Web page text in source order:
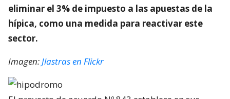
eliminar el 3% de impuesto a las apuestas de la
hípica, como una medida para reactivar este
sector.
Imagen:Jlastras en Flickr